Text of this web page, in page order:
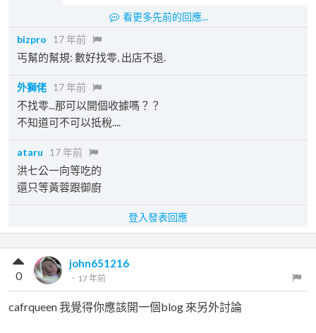
看更多先前的回應...
bizpro
17 年前
丐幫的幫規: 數好找零, 出店不退.
外獅佬 17 年前
不找零...那可以開個收據嗎？？
不知道可不可以抵稅....
ataru 17 年前
洪七公一向等吃的
還只等黃蓉跟御廚
登入發表回應
john651216
． 17 年前
0
cafrqueen 我覺得你應該開一個blog 來另外討論